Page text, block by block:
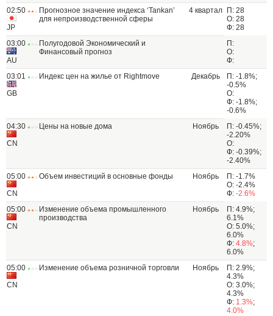
02:50
JP
Прогнозное значение индекса ‘Tankan’
для непроизводственной сферы
4 квартал
П: 28
О: 28
Ф: 28
03:00
AU
Полугодовой Экономический и
Финансовый прогноз
П:
О:
Ф:
03:01
GB
Индекс цен на жилье от Rightmove Декабрь
П: -1.8%;
-0.5%
О:
Ф: -1.8%;
-0.6%
04:30
CN
Цены на новые дома Ноябрь
П: -0.45%;
-2.20%
О:
Ф: -0.39%;
-2.40%
05:00
CN
Объем инвестиций в основные фонды Ноябрь
П: -1.7%
О: -2.4%
Ф: -2.6%
05:00
CN
Изменение объема промышленного
производства
Ноябрь
П: 4.9%;
6.1%
О: 5.0%;
6.0%
Ф: 4.8%;
6.0%
05:00
CN
Изменение объема розничной торговли Ноябрь
П: 2.9%;
4.3%
О: 3.0%;
4.3%
Ф: 1.3%;
4.0%